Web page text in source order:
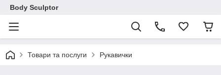
Body Sculptor
Товари та послуги Рукавички